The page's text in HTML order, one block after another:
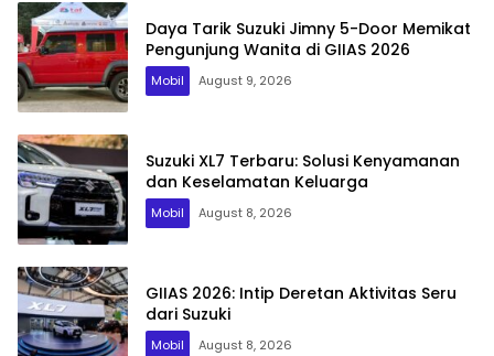
Daya Tarik Suzuki Jimny 5-Door Memikat
Pengunjung Wanita di GIIAS 2026
Mobil August 9, 2026
Suzuki XL7 Terbaru: Solusi Kenyamanan
dan Keselamatan Keluarga
Mobil August 8, 2026
GIIAS 2026: Intip Deretan Aktivitas Seru
dari Suzuki
Mobil August 8, 2026